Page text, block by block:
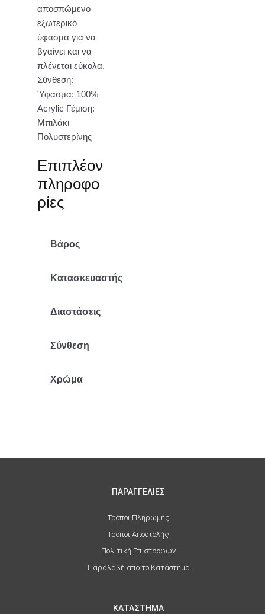
αποσπώμενο
εξωτερικό
ύφασμα για να
βγαίνει και να
πλένεται εύκολα.
Σύνθεση:
Ύφασμα: 100%
Acrylic Γέμιση:
Μπιλάκι
Πολυστερίνης
Επιπλέον
πληροφο
ρίες
Βάρος
Κατασκευαστής
Διαστάσεις
Σύνθεση
Χρώμα
ΠΑΡΑΓΓΕΛΙΕΣ
Τρόποι Πληρωμής
Τρόποι Αποστολής
Πολιτική Επιστροφών
Παραλαβή από το Κατάστημα
ΚΑΤΑΣΤΗΜΑ